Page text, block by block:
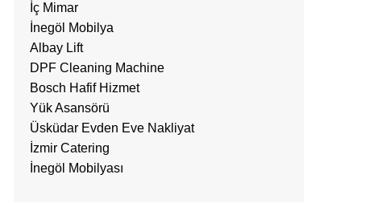
İç Mimar
İnegöl Mobilya
Albay Lift
DPF Cleaning Machine
Bosch Hafif Hizmet
Yük Asansörü
Üsküdar Evden Eve Nakliyat
İzmir Catering
İnegöl Mobilyası